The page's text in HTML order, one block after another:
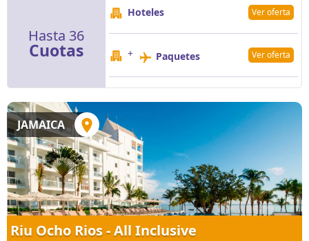
Hasta 36
Cuotas
Hoteles Ver oferta
+ Paquetes Ver oferta
JAMAICA
Riu Ocho Rios - All Inclusive